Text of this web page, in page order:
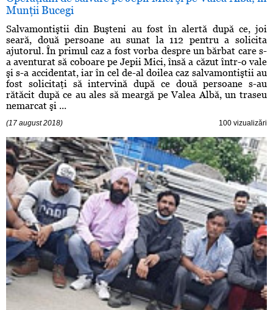
Munţii Bucegi
Salvamontiştii din Buşteni au fost în alertă după ce, joi
seară, două persoane au sunat la 112 pentru a solicita
ajutorul. În primul caz a fost vorba despre un bărbat care s-
a aventurat să coboare pe Jepii Mici, însă a căzut într-o vale
şi s-a accidentat, iar în cel de-al doilea caz salvamontiştii au
fost solicitaţi să intervină după ce două persoane s-au
rătăcit după ce au ales să meargă pe Valea Albă, un traseu
nemarcat şi ...
(17 august 2018) 100 vizualizări